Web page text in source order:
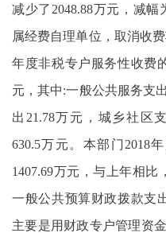
减少了2048.88万元，减幅
属经费自理单位，取消收
年度非税专户服务性收费
元，其中:一般公共服务支
出21.78万元，城乡社区
630.5万元。本部门2018
1407.69万元，与上年相比
一般公共预算财政拨款支
主要是用财政专户管理资